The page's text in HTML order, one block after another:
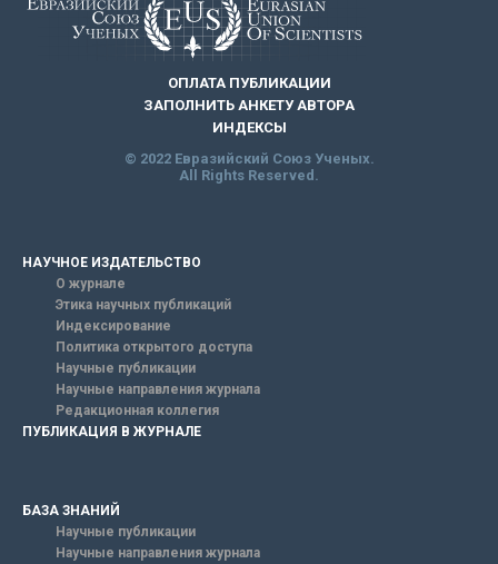
ОПЛАТА ПУБЛИКАЦИИ
ЗАПОЛНИТЬ АНКЕТУ АВТОРА
ИНДЕКСЫ
© 2022 Евразийский Союз Ученых.
All Rights Reserved.
НАУЧНОЕ ИЗДАТЕЛЬСТВО
О журнале
Этика научных публикаций
Индексирование
Политика открытого доступа
Научные публикации
Научные направления журнала
Редакционная коллегия
ПУБЛИКАЦИЯ В ЖУРНАЛЕ
БАЗА ЗНАНИЙ
Научные публикации
Научные направления журнала